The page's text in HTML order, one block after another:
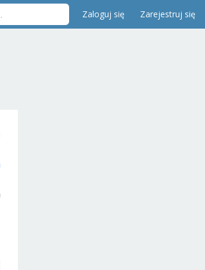
Zaloguj się Zarejestruj się